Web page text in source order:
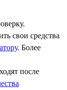
свои средства
. Более
после